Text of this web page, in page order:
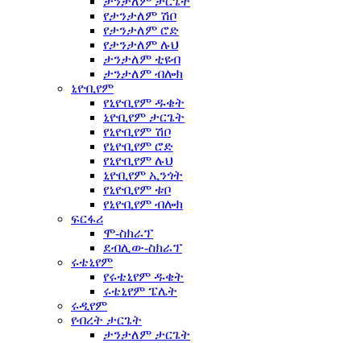
የታንታለም ሽቦ
የታንታለም ሮድ
የታንታለም ሉህ
ታንታለም ቲዩብ
ታንታለም ብሎክ
ኒዮቢየም
የኒዮቢየም ዱቄት
ኒዮቢየም ታርጌት
የኒዮቢየም ሽቦ
የኒዮቢየም ሮድ
የኒዮቢየም ሉህ
ኒዮቢየም ኢንጎት
የኒዮቢየም ቱቦ
የኒዮቢየም ብሎክ
ፍርፋሪ
ሞ-ስክራፕ
ደብሊው-ስክራፕ
ሩቴኒየም
የሩቴኒየም ዱቄት
ሩቴኒየም ፔሌት
ሩዲየም
የብረት ታርጌት
ታንታለም ታርጌት